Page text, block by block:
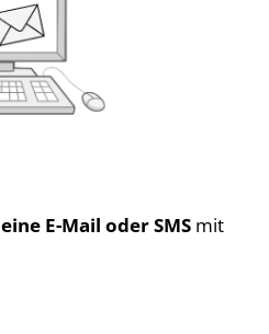
eine E-Mail oder SMS mit